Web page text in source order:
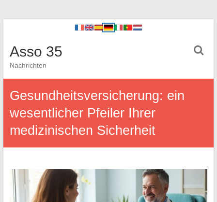
Asso 35
Nachrichten
Gesundheitsversicherung: ein
wesentlicher Pfeiler Ihrer
medizinischen Sicherheit